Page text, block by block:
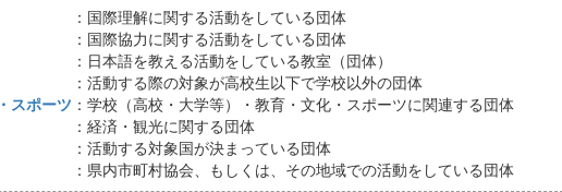
：国際理解に関する活動をしている団体
：国際協力に関する活動をしている団体
：日本語を教える活動をしている教室（団体）
：活動する際の対象が高校生以下で学校以外の団体
スポーツ ：学校（高校・大学等）・教育・文化・スポーツに関連する団体
：経済・観光に関する団体
：活動する対象国が決まっている団体
：県内市町村協会、もしくは、その地域での活動をしている団体